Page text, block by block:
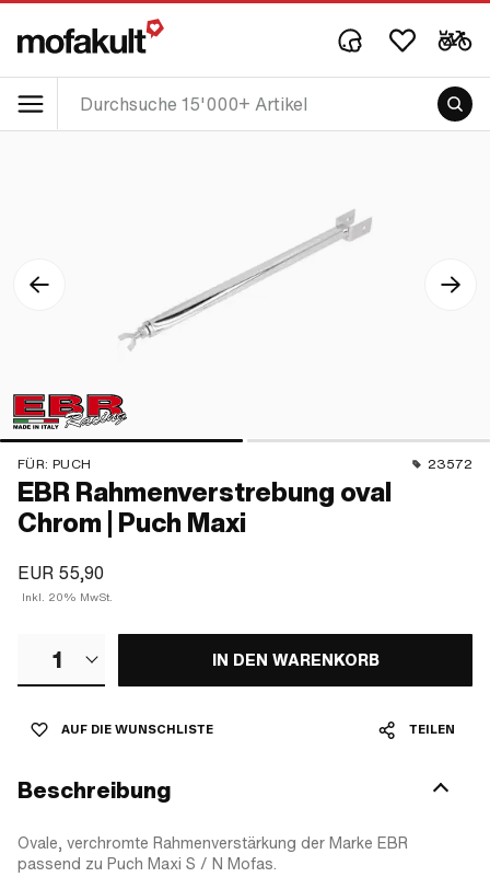
FÜR: PUCH 23572
EBR Rahmenverstrebung oval
Chrom | Puch Maxi
EUR 55,90
Inkl. 20% MwSt.
1 IN DEN WARENKORB
AUF DIE WUNSCHLISTE TEILEN
Beschreibung
Ovale, verchromte Rahmenverstärkung der Marke EBR
passend zu Puch Maxi S / N Mofas.